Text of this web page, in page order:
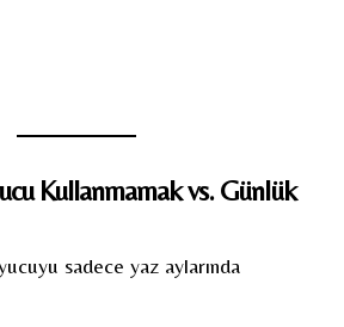
Kullanmamak vs. Günlük
sadece yaz aylarında